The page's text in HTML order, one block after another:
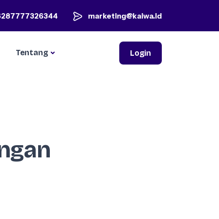
marketing@kaiwa.id
Tentang Login